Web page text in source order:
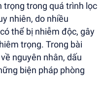
trọng trong quá trình lọc
nhiên, do nhiều
thể bị nhiễm độc, gây
trọng. Trong bài
nguyên nhân, dấu
biện pháp phòng